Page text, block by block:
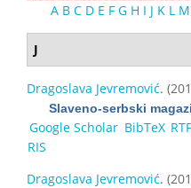
A B C D E F G H I J K L M
J
Dragoslava Jevremović.
Slaveno-serbski
Google Scholar BibTeX RTF
RIS
Dragoslava Jevremović.